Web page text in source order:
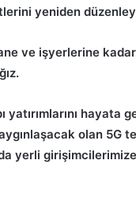
yeniden
ve işyerlerine
yatırımlarını hayata
olan 5G
yerli